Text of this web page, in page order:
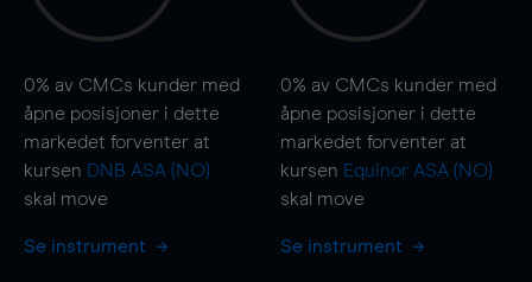
0% av CMCs kunder med
åpne posisjoner i dette
markedet forventer at
kursen DNB ASA (NO)
skal move
Se instrument
0% av CMCs kunder med
åpne posisjoner i dette
markedet forventer at
kursen Equinor ASA (NO)
skal move
Se instrument